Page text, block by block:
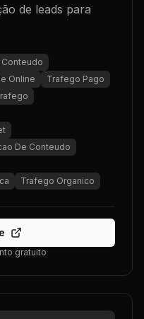
de leads para
Online
Trafego Pago
De Conteudo
Trafego Organico
gratuito